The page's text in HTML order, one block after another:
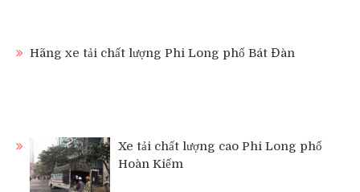
Hãng xe tải chất lượng Phi Long phố Bát Đàn
Xe tải chất lượng cao Phi Long phố
Hoàn Kiếm